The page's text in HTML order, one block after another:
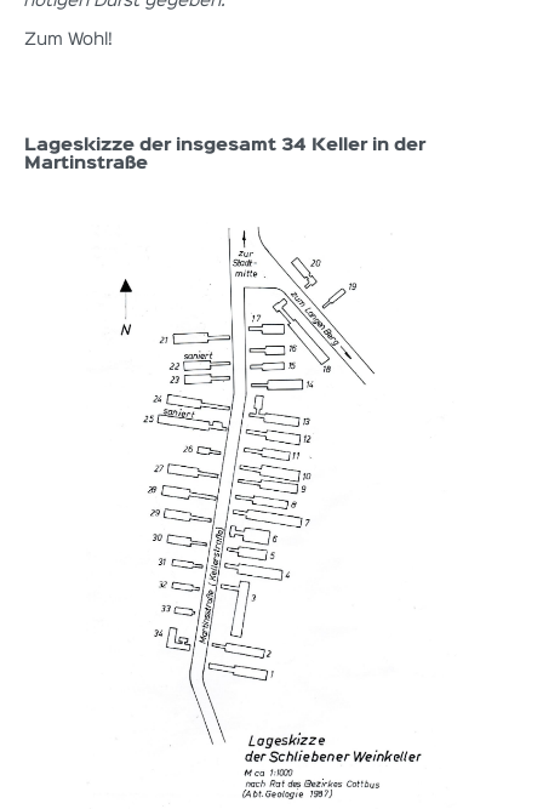
Zum Wohl!
Lageskizze der insgesamt 34 Keller in der
Martinstraße